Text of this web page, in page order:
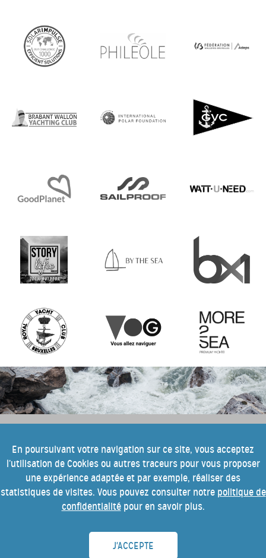
En poursuivant votre navigation sur ce site, vous acceptez
l’utilisation de Cookies ou autres traceurs pour vous proposer
une expérience adaptée et par exemple, réaliser des
statistiques de visites. Vous pouvez consulter notre politique de
confidentialitépour en savoir plus.
J'ACCEPTE
Pour tout savoir sur cette 10e édition
du festival Into the Blue, inscrivez-
vous à notre newsletter.
INTO THE BLUE ADVENTURE ASBL • Avenue A.J Slegers 178